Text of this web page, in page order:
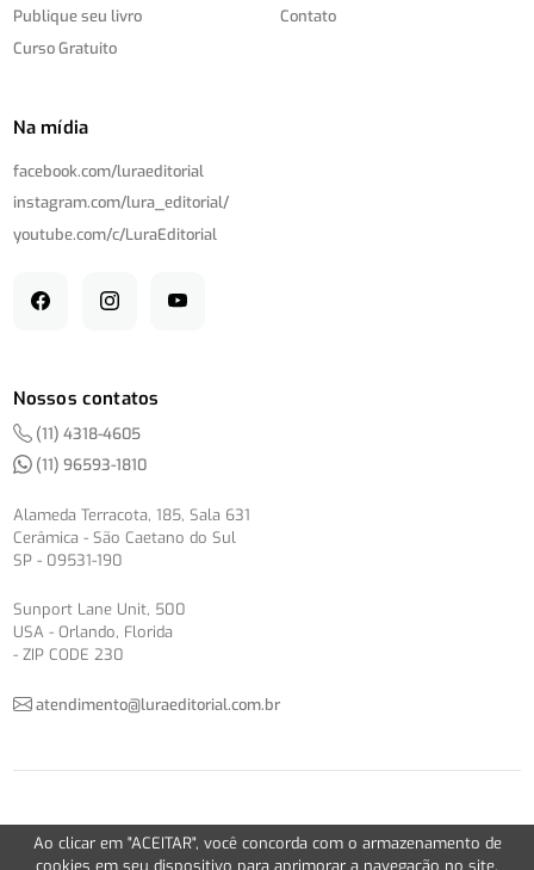
Publique seu livro
Curso Gratuito
Contato
Na mídia
facebook.com/luraeditorial
instagram.com/lura_editorial/
youtube.com/c/LuraEditorial
Nossos contatos
(11) 4318-4605
(11) 96593-1810
Alameda Terracota, 185, Sala 631
Cerâmica - São Caetano do Sul
SP - 09531-190
Sunport Lane Unit, 500
USA - Orlando, Florida
- ZIP CODE 230
atendimento@luraeditorial.com.br
© Copyright 2012-2026 -Política de Privacidade
Version 2.5.1
Ao clicar em "ACEITAR", você concorda com o armazenamento de
cookies em seu dispositivo para aprimorar a navegação no site,